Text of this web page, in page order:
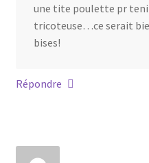
une tite poulette pr
tricoteuse…ce serait
bises!
Répondre